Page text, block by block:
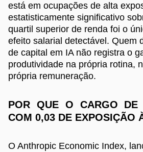
está em ocupações de alta
estatisticamente significativo
quartil superior de renda foi o
efeito salarial detectável. Quem
de capital em IA não registra o
produtividade na própria rotina,
própria remuneração.
POR QUE O CARGO DE
COM 0,03 DE EXPOSIÇÃO
O Anthropic Economic Index,